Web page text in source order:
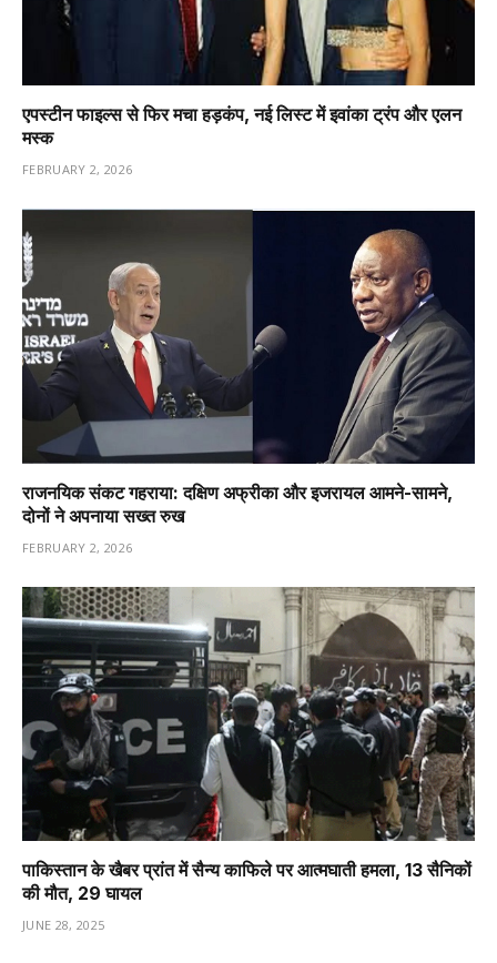
एपस्टीन फाइल्स से फिर मचा हड़कंप, नई लिस्ट में इवांका ट्रंप और एलन
मस्क
FEBRUARY 2, 2026
राजनयिक संकट गहराया: दक्षिण अफ्रीका और इजरायल आमने-सामने,
दोनों ने अपनाया सख्त रुख
FEBRUARY 2, 2026
पाकिस्तान के खैबर प्रांत में सैन्य काफिले पर आत्मघाती हमला, 13 सैनिकों
की मौत, 29 घायल
JUNE 28, 2025